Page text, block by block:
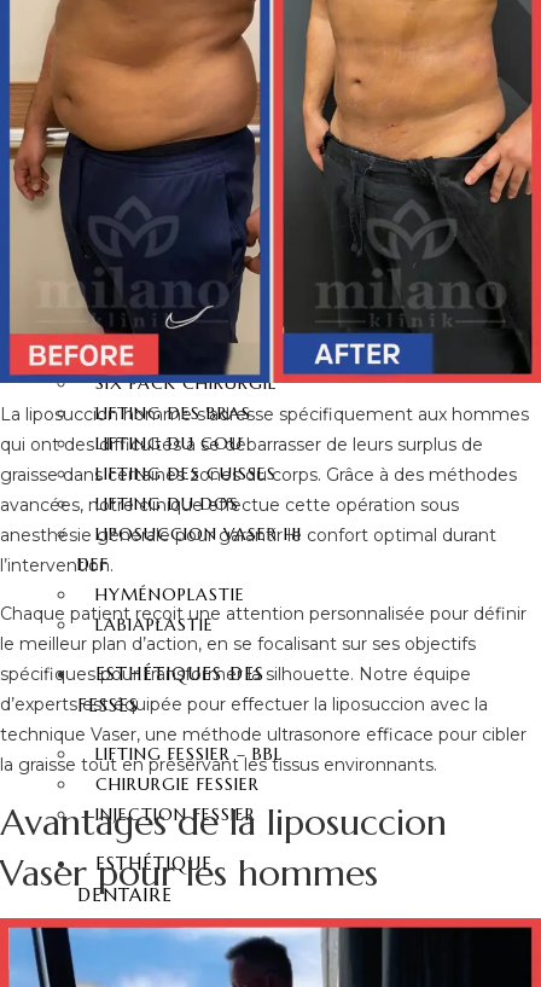
LIFTING FRONTAL
ESTHÉTIQUE DU
CORPS
LIPOSUCCION
LIPOSUCCION VASER
LIPOSUCCION À 360
DEGRÉS
ABDOMINOPLASTIE
ABDOMINOPLASTIE 360
DEGRÉS
MOMMY MAKEOVER
SIX PACK CHIRURGIE
LIFTING DES BRAS
LIFTING DU COU
LIFTING DES CUISSES
LIFTING DU DOS
LIPOSUCCION VASER HI
DEF
HYMÉNOPLASTIE
LABIAPLASTIE
ESTHÉTIQUES DES
FESSES
LIFTING FESSIER – BBL
CHIRURGIE FESSIER
INJECTION FESSIER
ESTHÉTIQUE
DENTAIRE
HOLLYWOOD SMILE
COURONNE ZIRCONE
La liposuccion homme s’adresse spécifiquement aux hommes
qui ont des difficultés à se débarrasser de leurs surplus de
graisse dans certaines zones du corps. Grâce à des méthodes
avancées, notre clinique effectue cette opération sous
anesthésie générale pour garantir le confort optimal durant
l’intervention.
Chaque patient reçoit une attention personnalisée pour définir
le meilleur plan d’action, en se focalisant sur ses objectifs
spécifiques pour transformer la silhouette. Notre équipe
d’experts est équipée pour effectuer la liposuccion avec la
technique Vaser, une méthode ultrasonore efficace pour cibler
la graisse tout en préservant les tissus environnants.
Avantages de la liposuccion
Vaser pour les hommes